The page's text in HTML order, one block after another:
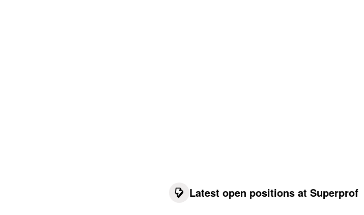
Latest open positions at Superprof